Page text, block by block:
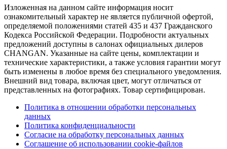
Изложенная на данном сайте информация носит
ознакомительный характер не является публичной офертой,
определяемой положениями статей 435 и 437 Гражданского
Кодекса Российской Федерации. Подробности актуальных
предложений доступны в салонах официальных дилеров
CHANGAN. Указанные на сайте цены, комплектации и
технические характеристики, а также условия гарантии могут
быть изменены в любое время без специального уведомления.
Внешний вид товара, включая цвет, могут отличаться от
представленных на фотографиях. Товар сертифицирован.
Политика в отношении обработки персональных
данных
Политика конфиденциальности
Согласие на обработку персональных данных
Соглашение об использовании cookie-файлов